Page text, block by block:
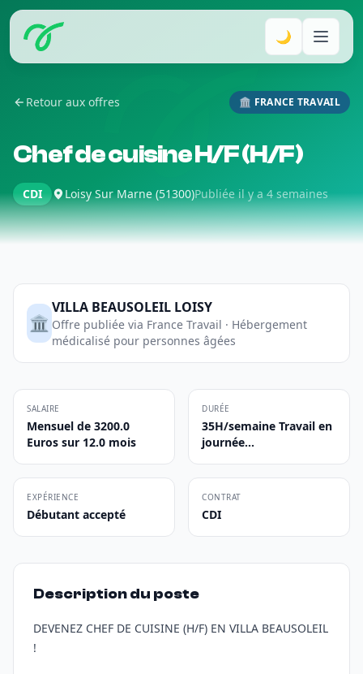
🌙
Retour aux offres 🏛️ FRANCE TRAVAIL
Chef de cuisine H/F (H/F)
CDI Loisy Sur Marne (51300)Publiée il y a 4 semaines
🏛️
VILLA BEAUSOLEIL LOISY
Offre publiée via France Travail · Hébergement
médicalisé pour personnes âgées
SALAIRE
Mensuel de 3200.0
Euros sur 12.0 mois
DURÉE
35H/semaine Travail en
journée...
EXPÉRIENCE
Débutant accepté
CONTRAT
CDI
Description du poste
DEVENEZ CHEF DE CUISINE (H/F) EN VILLA BEAUSOLEIL
!